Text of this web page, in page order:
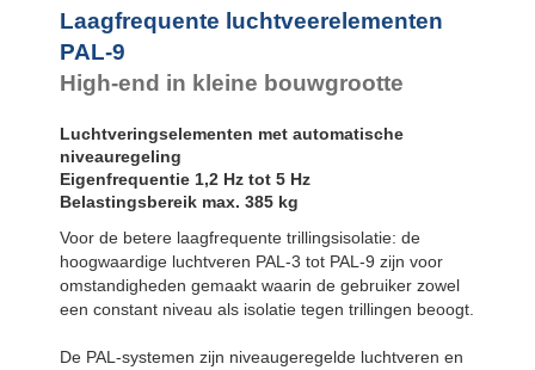
Laagfrequente luchtveerelementen
PAL-9
High-end in kleine bouwgrootte
Luchtveringselementen met automatische
niveauregeling
Eigenfrequentie 1,2 Hz tot 5 Hz
Belastingsbereik max. 385 kg
Voor de betere laagfrequente trillingsisolatie: de
hoogwaardige luchtveren PAL-3 tot PAL-9 zijn voor
omstandigheden gemaakt waarin de gebruiker zowel
een constant niveau als isolatie tegen trillingen beoogt.
De PAL-systemen zijn niveaugeregelde luchtveren en